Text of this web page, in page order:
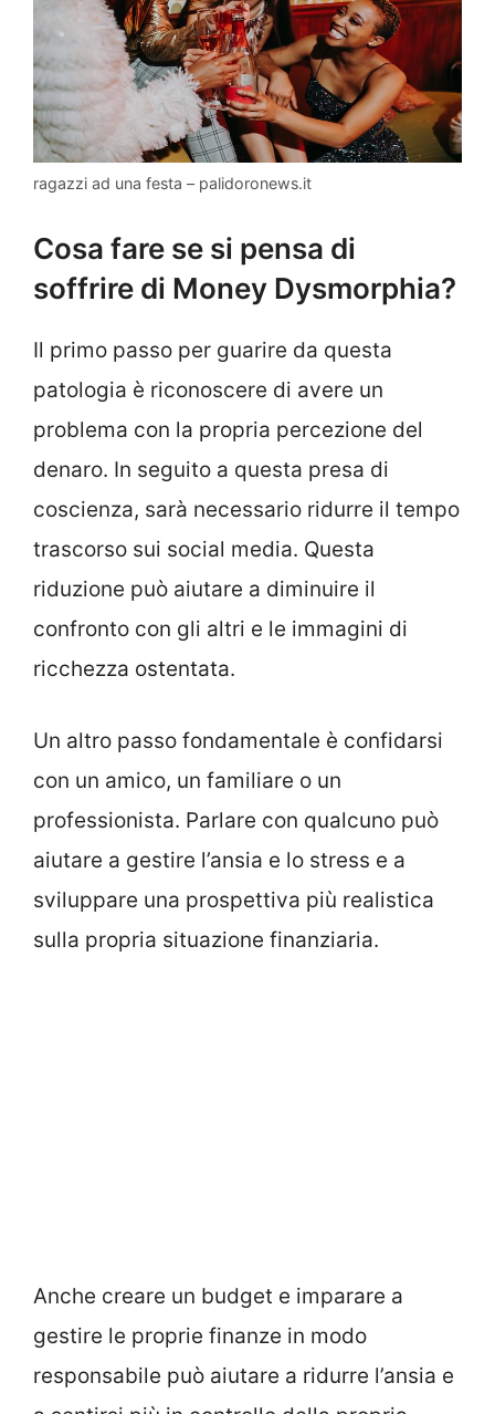
ragazzi ad una festa – palidoronews.it
Cosa fare se si pensa di
soffrire di Money Dysmorphia?
Il primo passo per guarire da questa
patologia è riconoscere di avere un
problema con la propria percezione del
denaro. In seguito a questa presa di
coscienza, sarà necessario ridurre il tempo
trascorso sui social media. Questa
riduzione può aiutare a diminuire il
confronto con gli altri e le immagini di
ricchezza ostentata.
Un altro passo fondamentale è confidarsi
con un amico, un familiare o un
professionista. Parlare con qualcuno può
aiutare a gestire l’ansia e lo stress e a
sviluppare una prospettiva più realistica
sulla propria situazione finanziaria.
Anche creare un budget e imparare a
gestire le proprie finanze in modo
responsabile può aiutare a ridurre l’ansia e